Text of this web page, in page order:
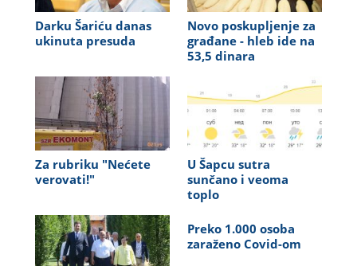
Darku Šariću danas
ukinuta presuda
Novo poskupljenje za
građane - hleb ide na
53,5 dinara
Za rubriku "Nećete
verovati!"
U Šapcu sutra
sunčano i veoma
toplo
Preko 1.000 osoba
zaraženo Covid-om